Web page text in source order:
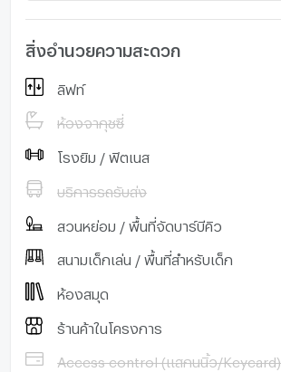
สิ่งอำนวยความสะดวก
ลิฟท์
ห้องจากุชซี่
โรงยิม / ฟิตเนส
บริการรถรับส่ง
สวนหย่อม / พื้นที่จัดบาร์บีคิว
สนามเด็กเล่น / พื้นที่สำหรับเด็ก
ห้องสมุด
ร้านค้าในโครงการ
Access control (แสกนนิ้ว/Keycard)